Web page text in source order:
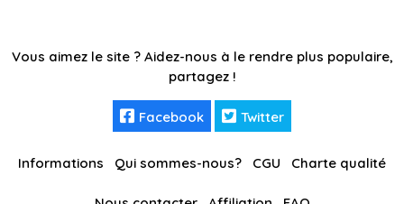
Vous aimez le site ? Aidez-nous à le rendre plus populaire,
partagez !
Facebook Twitter
Informations Qui sommes-nous? CGU Charte qualité